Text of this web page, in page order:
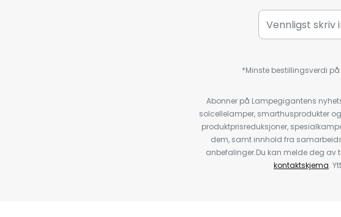
*Minste bestillingsverdi på
Abonner på Lampegigantens
solcellelamper, smarthusprodukter
produktprisreduksjoner,
dem, samt innhold fra
anbefalinger.Du kan melde deg av
kontaktskjema.